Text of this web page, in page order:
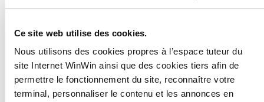
Ce site web utilise des cookies.
Nous utilisons des cookies propres à l’espace tuteur du
site Internet WinWin ainsi que des cookies tiers afin de
permettre le fonctionnement du site, reconnaître votre
terminal, personnaliser le contenu et les annonces en
qu'avec d'autres personnes de
activités socio-pédagogiques
et il adapte sa communication
d'une manière correspondant
aux circonstances.